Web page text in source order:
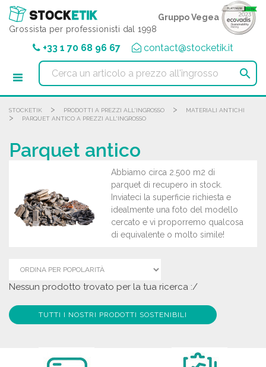
Grossista per professionisti dal 1998
Gruppo Vegea
+33 1 70 68 96 67 contact@stocketik.it

STOCKETIK > PRODOTTI A PREZZI ALL'INGROSSO > MATERIALI ANTICHI
> PARQUET ANTICO A PREZZI ALL'INGROSSO
Parquet antico
Abbiamo circa 2.500 m2 di
parquet di recupero in stock.
Inviateci la superficie richiesta e
idealmente una foto del modello
cercato e vi proporremo qualcosa
di equivalente o molto simile!
Nessun prodotto trovato per la tua ricerca :/
TUTTI I NOSTRI PRODOTTI SOSTENIBILI
Pannello di gestione dei cookies